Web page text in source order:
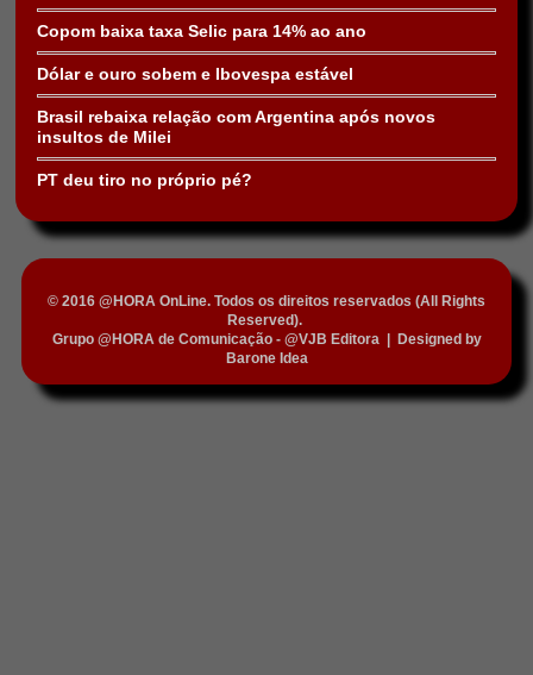
Copom baixa taxa Selic para 14% ao ano
Dólar e ouro sobem e Ibovespa estável
Brasil rebaixa relação com Argentina após novos
insultos de Milei
PT deu tiro no próprio pé?
© 2016 @HORA OnLine. Todos os direitos reservados (All Rights
Reserved).
Grupo @HORA de Comunicação - @VJB Editora|
Designed by
Barone Idea